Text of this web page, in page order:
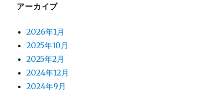
アーカイブ
2026年1月
2025年10月
2025年2月
2024年12月
2024年9月